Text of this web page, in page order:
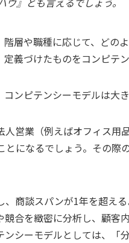
層や職種に応じて、どの
義づけたものをコンピテン
ンピテンシーモデルは大き
営業（例えばオフィス用
になるでしょう。その
商談スパンが1年を超え
合を緻密に分析し、顧客
シーモデルとしては、「